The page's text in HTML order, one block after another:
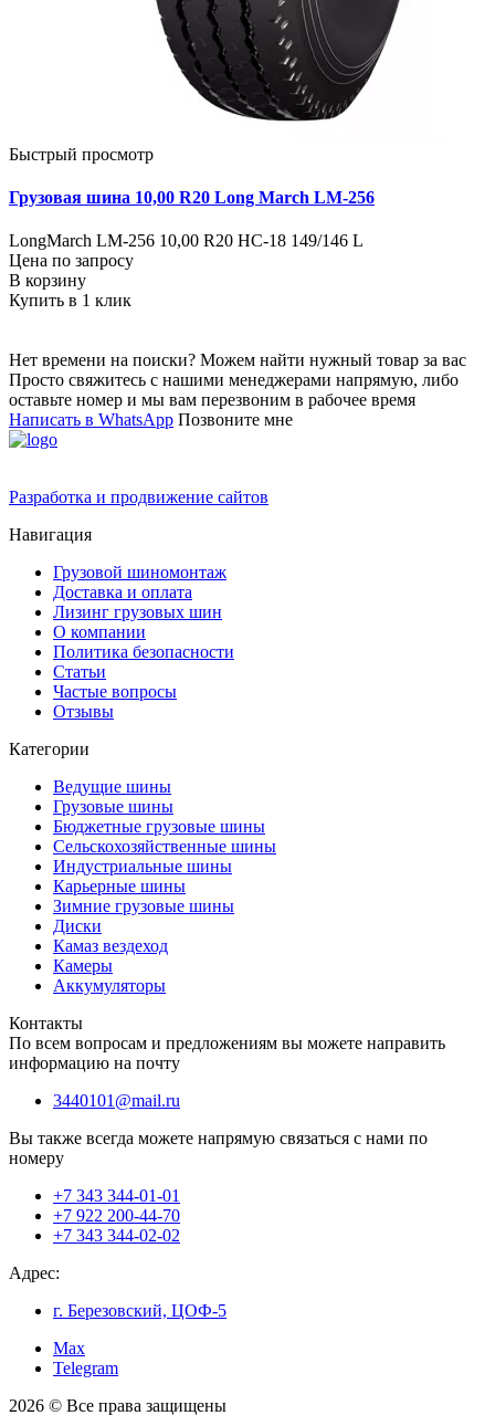
Быстрый просмотр
Грузовая шина 10,00 R20 Long March LM-256
LongMarch LM-256 10,00 R20 НС-18 149/146 L
Цена по запросу
В корзину
Купить в 1 клик
Нет времени на поиски? Можем найти нужный товар за вас
Просто свяжитесь с нашими менеджерами напрямую, либо
оставьте номер и мы вам перезвоним в рабочее время
Написать в WhatsApp Позвоните мне
Разработка и продвижение сайтов
Навигация
Грузовой шиномонтаж
Доставка и оплата
Лизинг грузовых шин
О компании
Политика безопасности
Статьи
Частые вопросы
Отзывы
Категории
Ведущие шины
Грузовые шины
Бюджетные грузовые шины
Сельскохозяйственные шины
Индустриальные шины
Карьерные шины
Зимние грузовые шины
Диски
Камаз вездеход
Камеры
Аккумуляторы
Контакты
По всем вопросам и предложениям вы можете направить
информацию на почту
3440101@mail.ru
Вы также всегда можете напрямую связаться с нами по
номеру
+7 343 344-01-01
+7 922 200-44-70
+7 343 344-02-02
Адрес:
г. Березовский, ЦОФ-5
Max
Telegram
2026 © Все права защищены